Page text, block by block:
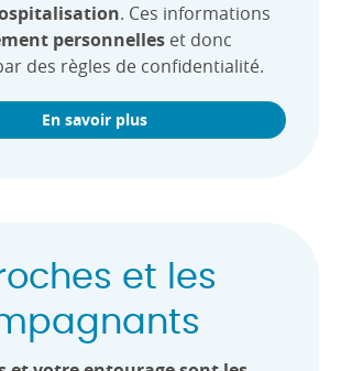
. Ces informations
personnelles et donc
des règles de confidentialité.
En savoir plus
et les